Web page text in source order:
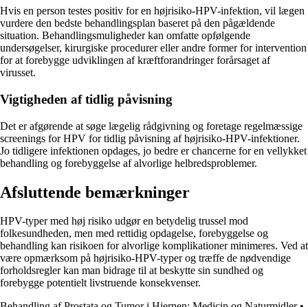
Hvis en person testes positiv for en højrisiko-HPV-infektion, vil lægen
vurdere den bedste behandlingsplan baseret på den pågældende
situation. Behandlingsmuligheder kan omfatte opfølgende
undersøgelser, kirurgiske procedurer eller andre former for intervention
for at forebygge udviklingen af kræftforandringer forårsaget af
virusset.
Vigtigheden af tidlig påvisning
Det er afgørende at søge lægelig rådgivning og foretage regelmæssige
screenings for HPV for tidlig påvisning af højrisiko-HPV-infektioner.
Jo tidligere infektionen opdages, jo bedre er chancerne for en vellykket
behandling og forebyggelse af alvorlige helbredsproblemer.
Afsluttende bemærkninger
HPV-typer med høj risiko udgør en betydelig trussel mod
folkesundheden, men med rettidig opdagelse, forebyggelse og
behandling kan risikoen for alvorlige komplikationer minimeres. Ved at
være opmærksom på højrisiko-HPV-typer og træffe de nødvendige
forholdsregler kan man bidrage til at beskytte sin sundhed og
forebygge potentielt livstruende konsekvenser.